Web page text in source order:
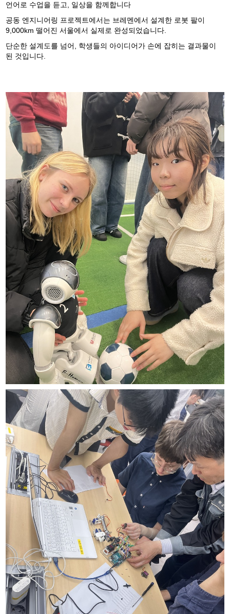
언어로 수업을 듣고, 일상을 함께합니다
공동 엔지니어링 프로젝트에서는 브레멘에서 설계한 로봇 팔이
9,000km 떨어진 서울에서 실제로 완성되었습니다.
단순한 설계도를 넘어, 학생들의 아이디어가 손에 잡히는 결과물이
된 것입니다.